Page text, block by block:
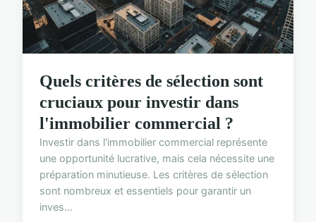
Quels critères de sélection sont
cruciaux pour investir dans
l'immobilier commercial ?
Investir dans l'immobilier commercial représente
une opportunité lucrative, mais cela nécessite une
préparation minutieuse. Les critères de sélection
sont nombreux et essentiels pour garantir un
inves...